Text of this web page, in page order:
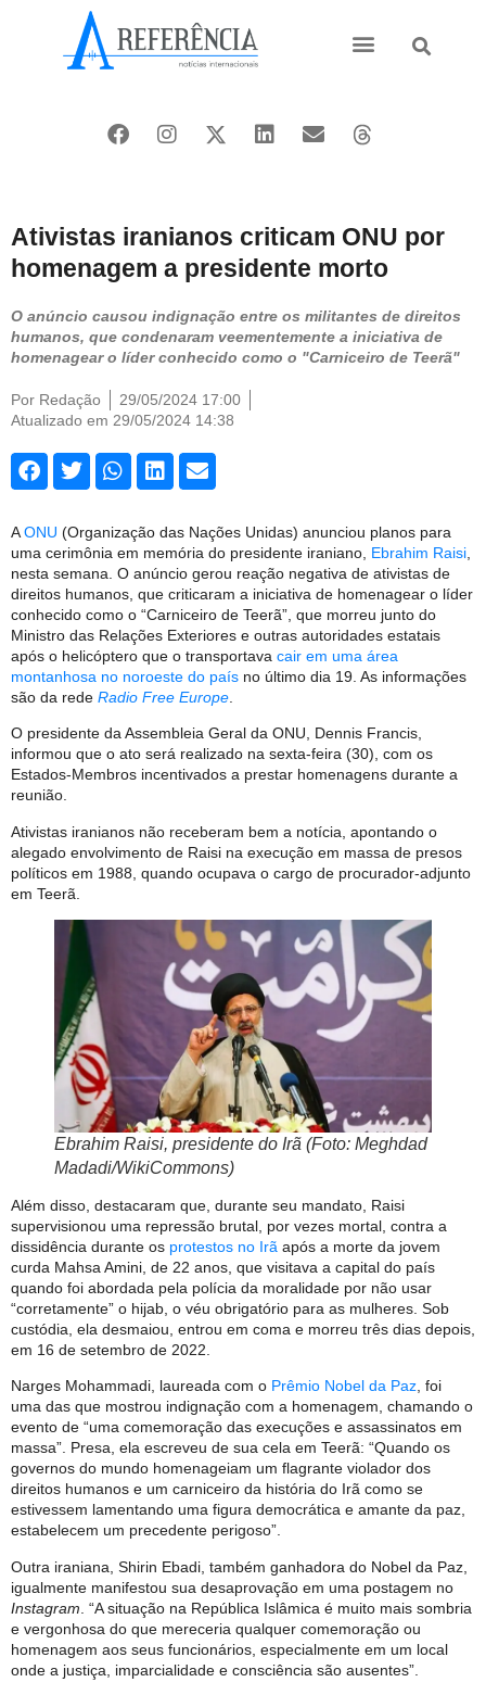
Ativistas iranianos criticam ONU por
homenagem a presidente morto
O anúncio causou indignação entre os militantes de direitos
humanos, que condenaram veementemente a iniciativa de
homenagear o líder conhecido como o "Carniceiro de Teerã"
Por Redação
29/05/2024 17:00
Atualizado em 29/05/2024 14:38
AONU (Organização das Nações Unidas) anunciou planos para
uma cerimônia em memória do presidente iraniano, Ebrahim Raisi
nesta semana. O anúncio gerou reação negativa de ativistas de
direitos humanos, que criticaram a iniciativa de homenagear o líder
conhecido como o “Carniceiro de Teerã”, que morreu junto do
Ministro das Relações Exteriores e outras autoridades estatais
após o helicóptero que o transportava cair em uma área
montanhosa no noroeste do país no último dia 19. As informações
são da rede Radio Free Europe
O presidente da Assembleia Geral da ONU, Dennis Francis,
informou que o ato será realizado na sexta-feira (30), com os
Estados-Membros incentivados a prestar homenagens durante a
reunião.
Ativistas iranianos não receberam bem a notícia, apontando o
alegado envolvimento de Raisi na execução em massa de presos
políticos em 1988, quando ocupava o cargo de procurador-adjunto
em Teerã.
Ebrahim Raisi, presidente do Irã (Foto: Meghdad
Madadi/WikiCommons)
Além disso, destacaram que, durante seu mandato, Raisi
supervisionou uma repressão brutal, por vezes mortal, contra a
dissidência durante os protestos no Irã após a morte da jovem
curda Mahsa Amini, de 22 anos, que visitava a capital do país
quando foi abordada pela polícia da moralidade por não usar
“corretamente” o hijab, o véu obrigatório para as mulheres. Sob
custódia, ela desmaiou, entrou em coma e morreu três dias depois,
em 16 de setembro de 2022.
Narges Mohammadi, laureada com o Prêmio Nobel da Paz , foi
uma das que mostrou indignação com a homenagem, chamando o
evento de “uma comemoração das execuções e assassinatos em
massa”. Presa, ela escreveu de sua cela em Teerã: “Quando os
governos do mundo homenageiam um flagrante violador dos
direitos humanos e um carniceiro da história do Irã como se
estivessem lamentando uma figura democrática e amante da paz,
estabelecem um precedente perigoso”.
Outra iraniana, Shirin Ebadi, também ganhadora do Nobel da Paz,
igualmente manifestou sua desaprovação em uma postagem no
Instagram . “A situação na República Islâmica é muito mais sombria
e vergonhosa do que mereceria qualquer comemoração ou
homenagem aos seus funcionários, especialmente em um local
onde a justiça, imparcialidade e consciência são ausentes”.